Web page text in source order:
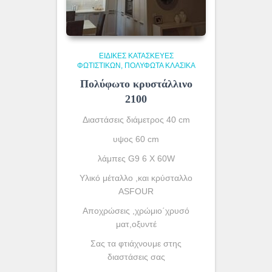
ΕΙΔΙΚΈΣ ΚΑΤΑΣΚΕΥΈΣ
ΦΩΤΙΣΤΙΚΏΝ ΠΟΛΥΦΩΤΑ ΚΛΑΣΙΚΆ
Πολύφωτο κρυστάλλινο
2100
Διαστάσεις διάμετρος 40 cm
υψος 60 cm
λάμπες G9 6 X 60W
Υλικό μέταλλο ,και κρύσταλλο
ASFOUR
Αποχρώσεις ,χρώμιο΄χρυσό
ματ,οξυντέ
Σας τα φτιάχνουμε στης
διαστάσεις σας